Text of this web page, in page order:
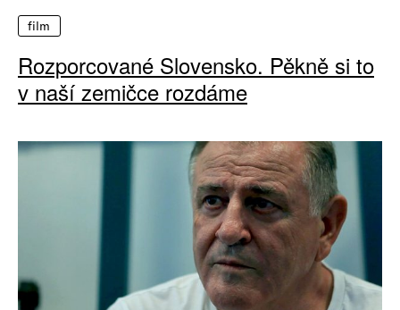
film
Rozporcované Slovensko. Pěkně si to
v naší zemičce rozdáme